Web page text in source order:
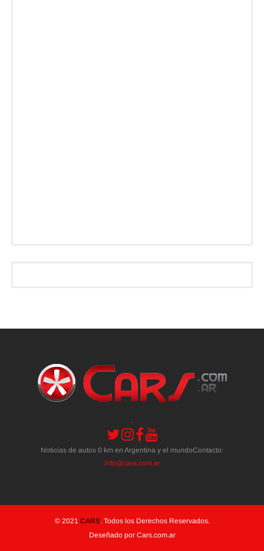
.
Noticias de autos 0 km en Argentina y el mundoContacto:
info@cars.com.ar
© 2021 CARS. Todos los Derechos Reservados.
Deseñado por Cars.com.ar